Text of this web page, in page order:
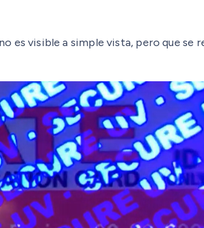
es visible a simple vista, pero que se